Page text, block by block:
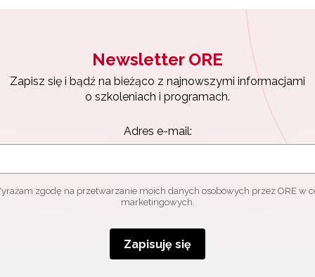
Newsletter ORE
Zapisz się i bądź na bieżąco z najnowszymi informacjami
o szkoleniach i programach.
Adres e-mail:
zgodę na przetwarzanie moich danych osobowych przez ORE w
marketingowych.
Zapisuję się